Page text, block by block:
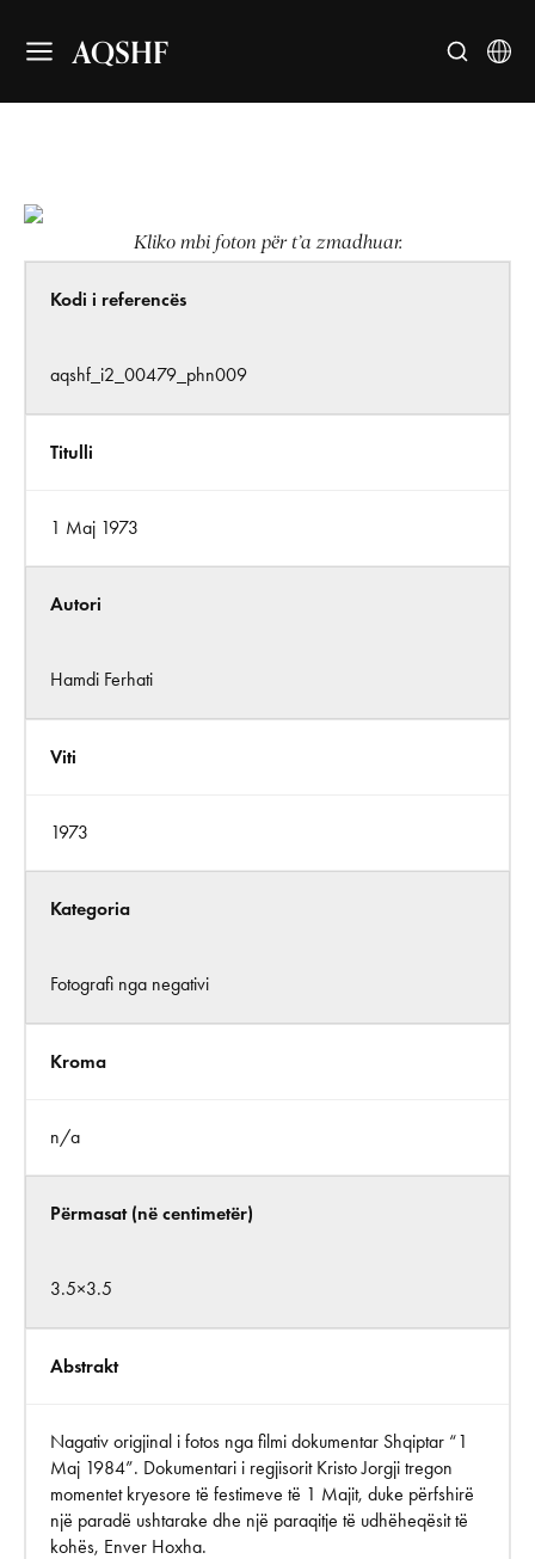
AQSHF
Kliko mbi foton për t’a zmadhuar.
Kodi i referencës
aqshf_i2_00479_phn009
Titulli
1 Maj 1973
Autori
Hamdi Ferhati
Viti
1973
Kategoria
Fotografi nga negativi
Kroma
n/a
Përmasat (në centimetër)
3.5×3.5
Abstrakt
Nagativ origjinal i fotos nga filmi dokumentar Shqiptar “1
Maj 1984”. Dokumentari i regjisorit Kristo Jorgji tregon
momentet kryesore të festimeve të 1 Majit, duke përfshirë
një paradë ushtarake dhe një paraqitje të udhëheqësit të
kohës, Enver Hoxha.